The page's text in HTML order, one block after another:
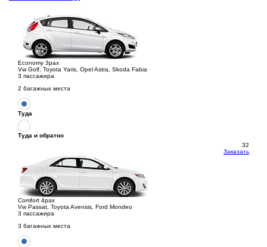
Economy 3pax
Vw Golf, Toyota Yaris, Opel Astra, Skoda Fabia
3 пассажира
2 багажных места
Туда
Туда и обратно
32
Заказать
Comfort 4pax
Vw Passat, Toyota Avensis, Ford Mondeo
3 пассажира
3 багажных места